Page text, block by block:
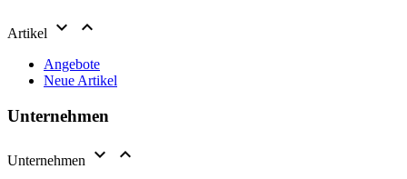
Artikel  
Angebote
Neue Artikel
Unternehmen
Unternehmen  